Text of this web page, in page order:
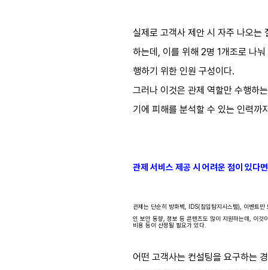
실제로 고객사 제안 시 자주 나오는
하는데, 이를 위해 2명 1개조로 나
행하기 위한 인원 구성이다.
그러나 이것은 관제 역할만 수행하
기에 피해를 분석할 수 있는 인력까
관제 서비스 제공 시 어려운 점이 있다
관제는 단순히 방화벽, IDS(침입탐지시스템), 이벤트
인 보안 동향, 정보 등 콘텐츠도 많이 지원하는데, 이것
비용 등이 산정될 필요가 있다.
어떤 고객사는 컨설팅을 요구하는